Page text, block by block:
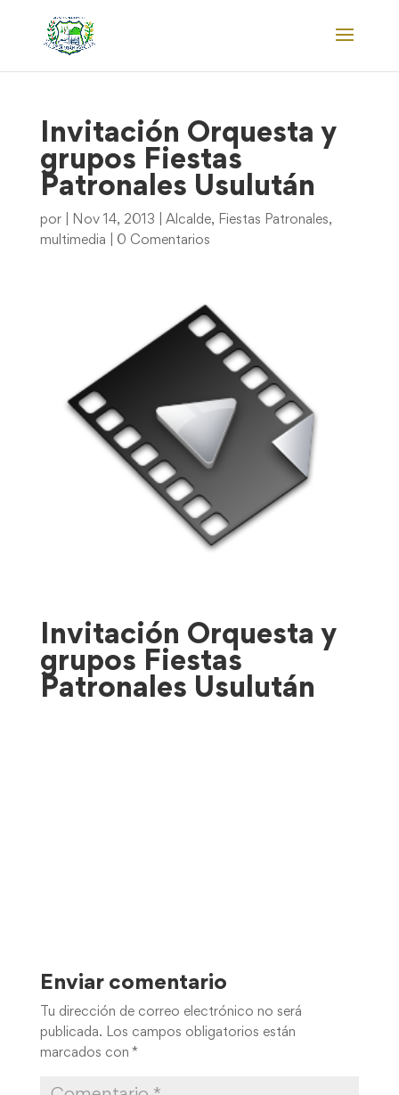
Invitación Orquesta y
grupos Fiestas
Patronales Usulután
por Nov 14, 2013 Alcalde, Fiestas Patronales,
multimedia
0 Comentarios
Invitación Orquesta y
grupos Fiestas
Patronales Usulután
Enviar comentario
Tu dirección de correo electrónico no será
publicada. Los campos obligatorios están
marcados con *